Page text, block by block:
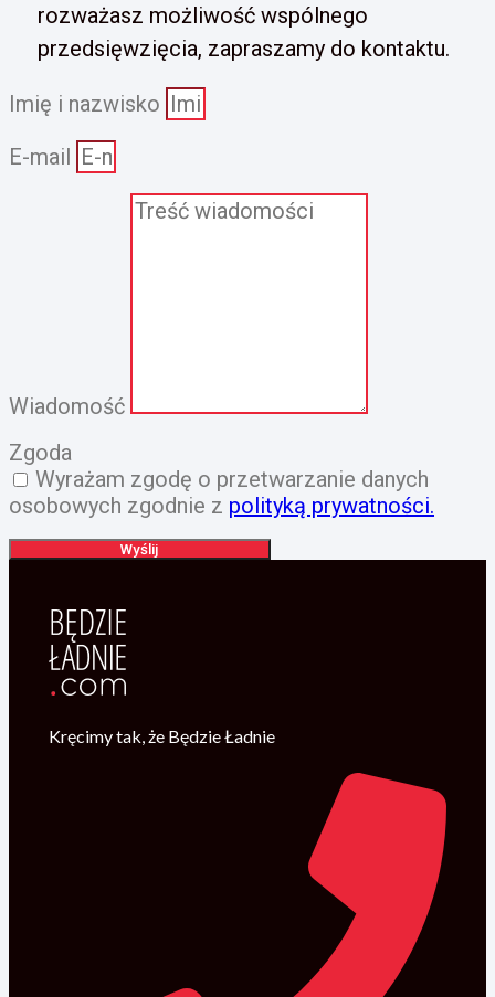
rozważasz możliwość wspólnego
przedsięwzięcia, zapraszamy do kontaktu.
Imię i nazwisko
E-mail
Wiadomość
Zgoda
Wyrażam zgodę o przetwarzanie danych
osobowych zgodnie z polityką prywatności.
Wyślij
Kręcimy tak, że Będzie Ładnie